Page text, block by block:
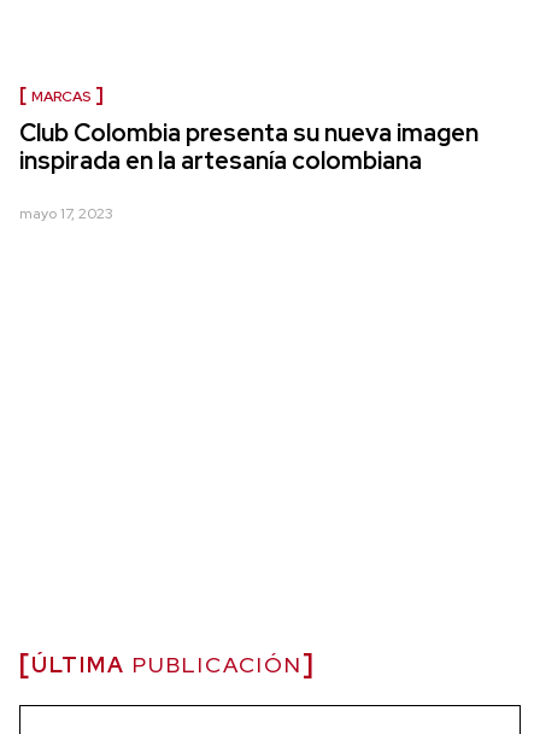
MARCAS
Club Colombia presenta su nueva imagen
inspirada en la artesanía colombiana
mayo 17, 2023
ÚLTIMA PUBLICACIÓN